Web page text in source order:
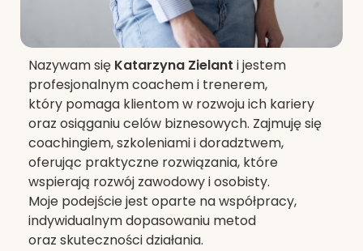
Nazywam się Katarzyna Zielant i jestem
profesjonalnym coachem i trenerem,
który pomaga klientom w rozwoju ich kariery
oraz osiąganiu celów biznesowych. Zajmuję się
coachingiem, szkoleniami i doradztwem,
oferując praktyczne rozwiązania, które
wspierają rozwój zawodowy i osobisty.
Moje podejście jest oparte na współpracy,
indywidualnym dopasowaniu metod
oraz skuteczności działania.